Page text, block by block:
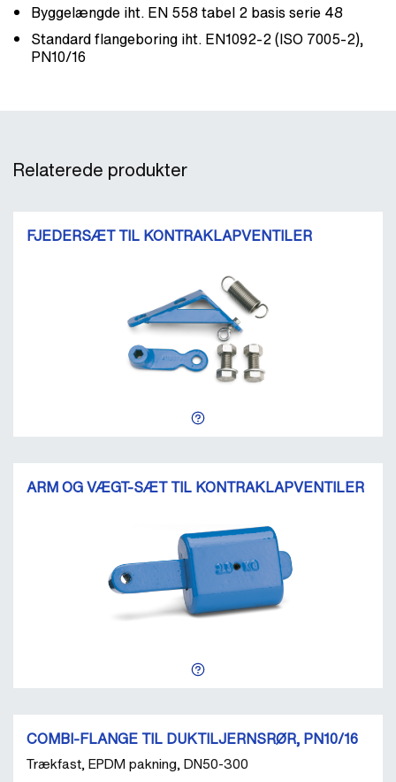
Byggelængde iht. EN 558 tabel 2 basis serie 48
Standard flangeboring iht. EN1092-2 (ISO 7005-2),
PN10/16
Relaterede produkter
FJEDERSÆT TIL KONTRAKLAPVENTILER
ARM OG VÆGT-SÆT TIL KONTRAKLAPVENTILER
COMBI-FLANGE TIL DUKTILJERNSRØR, PN10/16
Trækfast, EPDM pakning, DN50-300